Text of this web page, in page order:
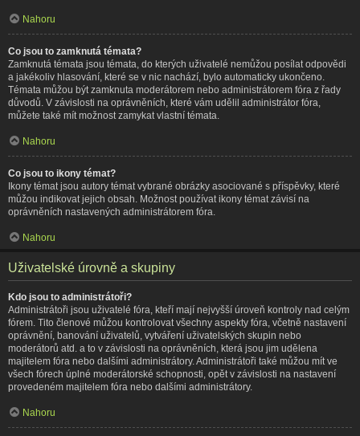
Nahoru
Co jsou to zamknutá témata?
Zamknutá témata jsou témata, do kterých uživatelé nemůžou posílat odpovědi
a jakékoliv hlasování, které se v nic nachází, bylo automaticky ukončeno.
Témata můžou být zamknuta moderátorem nebo administrátorem fóra z řady
důvodů. V závislosti na oprávněních, které vám udělil administrátor fóra,
můžete také mít možnost zamykat vlastní témata.
Nahoru
Co jsou to ikony témat?
Ikony témat jsou autory témat vybrané obrázky asociované s příspěvky, které
můžou indikovat jejich obsah. Možnost používat ikony témat závisí na
oprávněních nastavených administrátorem fóra.
Nahoru
Uživatelské úrovně a skupiny
Kdo jsou to administrátoři?
Administrátoři jsou uživatelé fóra, kteří mají nejvyšší úroveň kontroly nad celým
fórem. Tito členové můžou kontrolovat všechny aspekty fóra, včetně nastavení
oprávnění, banování uživatelů, vytváření uživatelských skupin nebo
moderátorů atd. a to v závislosti na oprávněních, která jsou jim udělena
majitelem fóra nebo dalšími administrátory. Administrátoři také můžou mít ve
všech fórech úplné moderátorské schopnosti, opět v závislosti na nastavení
provedeném majitelem fóra nebo dalšími administrátory.
Nahoru